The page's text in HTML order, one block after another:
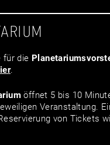
für die
.
öffnet 5 bis 10
Veranstaltung.
von Tickets